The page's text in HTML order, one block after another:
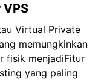
Virtual Private
memungkinkan
fisik menjadiFitur
yang paling